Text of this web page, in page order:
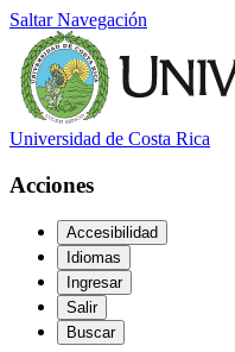
Saltar Navegación
Universidad de Costa Rica
Acciones
Accesibilidad
Idiomas
Ingresar
Salir
Buscar